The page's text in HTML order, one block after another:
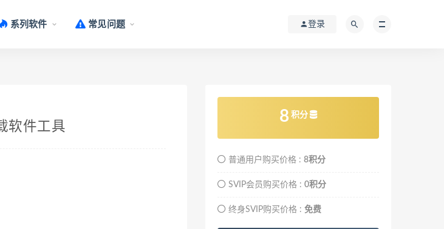
系列软件 常见问题 登录
软件工具
8 积分
普通用户购买价格 : 8积分
SVIP会员购买价格 : 0积分
终身SVIP购买价格 : 免费